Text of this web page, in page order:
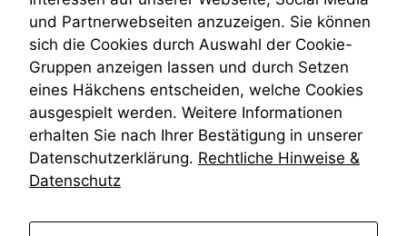
Zivilprozessordnung
ZPO
Zustellfiktion
Zuständigkeit
Öffentliches Personalrecht
Öffentlichkeitsprinzip
und Partnerwebseiten anzuzeigen. Sie können
sich die Cookies durch Auswahl der Cookie-
Gruppen anzeigen lassen und durch Setzen
eines Häkchens entscheiden, welche Cookies
ausgespielt werden. Weitere Informationen
erhalten Sie nach Ihrer Bestätigung in unserer
Datenschutzerklärung. Rechtliche Hinweise &
Datenschutz
Marketing
Wir speichern
anonyme Daten ab,
um interne
marketingtechnische
Auswertungen
durchführen zu
können. Diese helfen
uns, unsere Website